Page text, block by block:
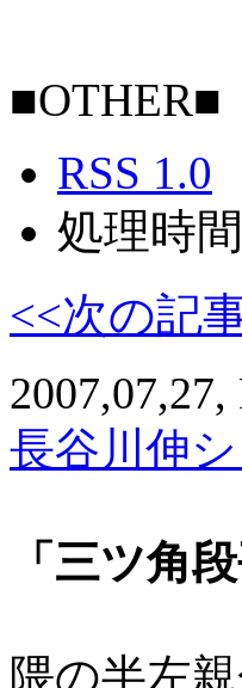
■OTHER■
RSS 1.0
処理時
<<次の記
長谷川伸
「三ツ角
隈の半左